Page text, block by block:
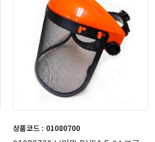
상품코드 : 01080700